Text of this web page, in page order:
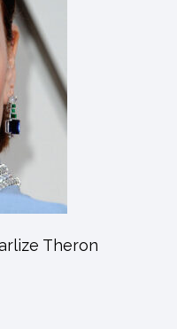
Theron